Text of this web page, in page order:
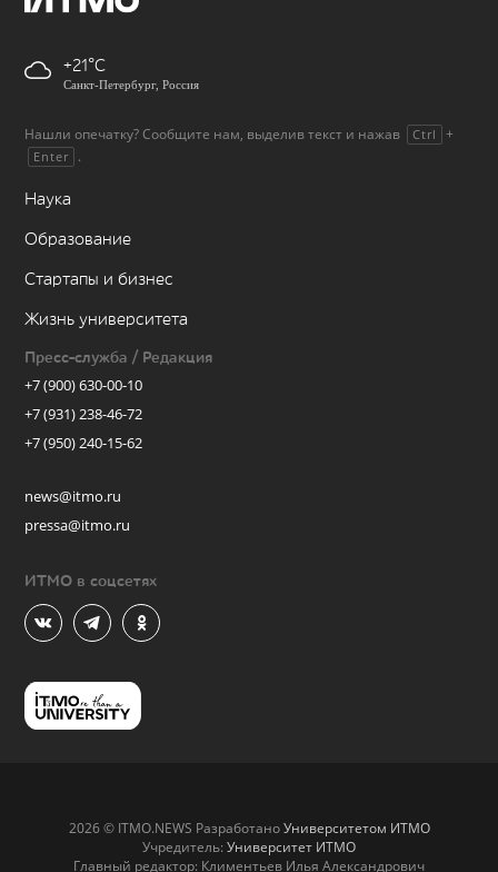
+21
Санкт-Петербург, Россия
Нашли опечатку? Сообщите нам, выделив текст и нажав Ctrl +
Enter .
Наука
Образование
Стартапы и бизнес
Жизнь университета
Пресс-служба / Редакция
+7 (900) 630-00-10
+7 (931) 238-46-72
+7 (950) 240-15-62
news@itmo.ru
pressa@itmo.ru
ИТМО в соцсетях
2026 © ITMO.NEWS РазработаноУниверситетом ИТМО
Учредитель: Университет ИТМО
Главный редактор: Климентьев Илья Александрович